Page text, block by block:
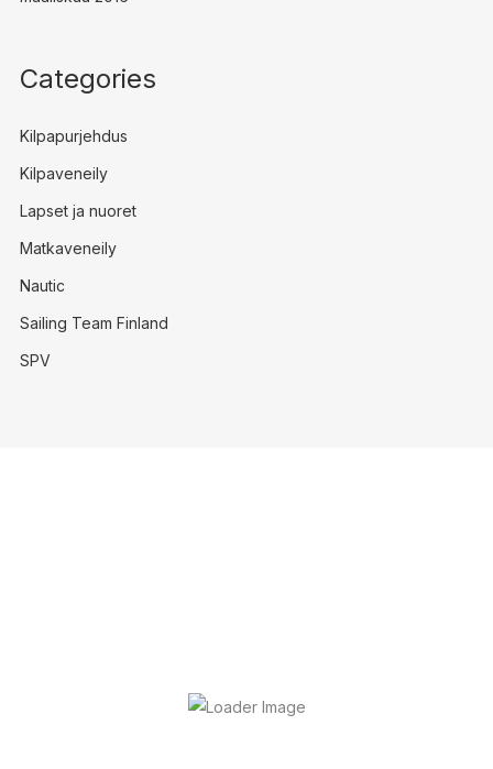
Categories
Kilpapurjehdus
Kilpaveneily
Lapset ja nuoret
Matkaveneily
Nautic
Sailing Team Finland
SPV